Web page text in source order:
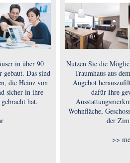
in über 90
gebaut. Das sind
die Heinz von
sicher in ihre
hat.
Nutzen Sie die
Traumhaus aus
Angebot
dafür Ihre
Wohnfläche,
der
>>